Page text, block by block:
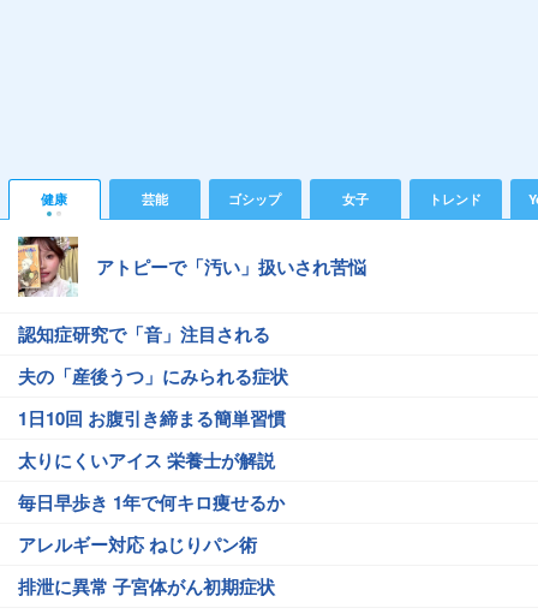
健康 芸能 ゴシップ 女子 トレンド
アトピーで「汚い」扱いされ苦悩
認知症研究で「音」注目される
夫の「産後うつ」にみられる症状
1日10回 お腹引き締まる簡単習慣
太りにくいアイス 栄養士が解説
毎日早歩き 1年で何キロ痩せるか
アレルギー対応 ねじりパン術
排泄に異常 子宮体がん初期症状